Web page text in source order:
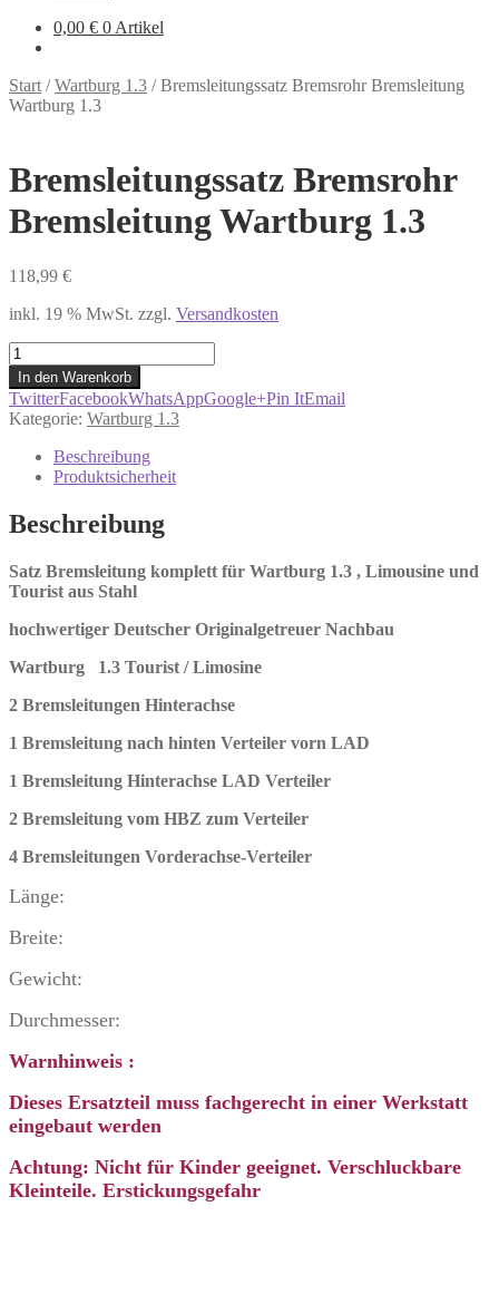
0,00 € 0 Artikel
Start /Wartburg 1.3 /Bremsleitungssatz Bremsrohr Bremsleitung
Wartburg 1.3
Bremsleitungssatz Bremsrohr
Bremsleitung Wartburg 1.3
118,99 €
inkl. 19 % MwSt. zzgl. Versandkosten
Bremsleitungssatz
Bremsrohr
Bremsleitung
Wartburg
1.3
Menge
In den Warenkorb
TwitterFacebookWhatsAppGoogle+Pin ItEmail
Kategorie: Wartburg 1.3
Beschreibung
Produktsicherheit
Beschreibung
Satz Bremsleitung komplett für Wartburg 1.3 , Limousine und
Tourist aus Stahl
hochwertiger Deutscher Originalgetreuer Nachbau
Wartburg 1.3 Tourist / Limosine
2 Bremsleitungen Hinterachse
1 Bremsleitung nach hinten Verteiler vorn LAD
1 Bremsleitung Hinterachse LAD Verteiler
2 Bremsleitung vom HBZ zum Verteiler
4 Bremsleitungen Vorderachse-Verteiler
Länge:
Breite:
Gewicht:
Durchmesser:
Warnhinweis :
Dieses Ersatzteil muss fachgerecht in einer Werkstatt
eingebaut werden
Achtung: Nicht für Kinder geeignet. Verschluckbare
Kleinteile. Erstickungsgefahr